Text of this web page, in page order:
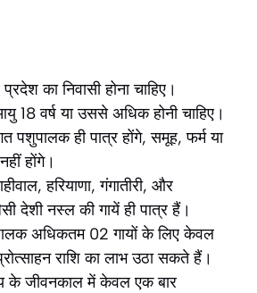
का निवासी होना चाहिए।
वर्ष या उससे अधिक होनी चाहिए।
पशुपालक ही पात्र होंगे, समूह, फर्म या
होंगे।
हरियाणा, गंगातीरी, और
देशी नस्ल की गायें ही पात्र हैं।
अधिकतम 02 गायों के लिए केवल
राशि का लाभ उठा सकते हैं।
के जीवनकाल में केवल एक बार